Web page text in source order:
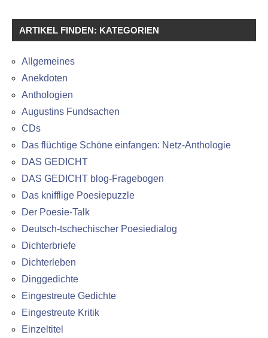
ARTIKEL FINDEN: KATEGORIEN
Allgemeines
Anekdoten
Anthologien
Augustins Fundsachen
CDs
Das flüchtige Schöne einfangen: Netz-Anthologie
DAS GEDICHT
DAS GEDICHT blog-Fragebogen
Das knifflige Poesiepuzzle
Der Poesie-Talk
Deutsch-tschechischer Poesiedialog
Dichterbriefe
Dichterleben
Dinggedichte
Eingestreute Gedichte
Eingestreute Kritik
Einzeltitel